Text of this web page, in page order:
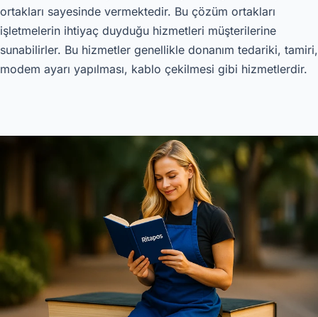
ortakları sayesinde vermektedir. Bu çözüm ortakları
işletmelerin ihtiyaç duyduğu hizmetleri müşterilerine
sunabilirler. Bu hizmetler genellikle donanım tedariki, tamiri,
modem ayarı yapılması, kablo çekilmesi gibi hizmetlerdir.